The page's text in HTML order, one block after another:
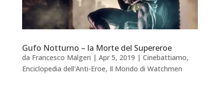
Gufo Notturno – la Morte del Supereroe
da Francesco Malgeri | Apr 5, 2019 | Cinebattiamo,
Enciclopedia dell'Anti-Eroe, Il Mondo di Watchmen